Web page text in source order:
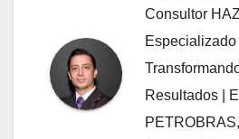
Consultor
Especializado
Resultados |